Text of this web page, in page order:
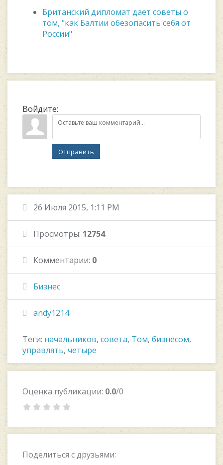
Британский дипломат дает советы о
том, "как Балтии обезопасить себя от
России"
Войдите:
Отправить
26 Июля 2015, 1:11 PM
Просмотры: 12754
Комментарии: 0
Бизнес
andy1214
Теги: начальников, совета, Том, бизнесом,
управлять, четыре
Оценка публикации: 0.0/0
Поделиться с друзьями: